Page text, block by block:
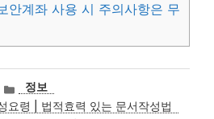
안계좌 사용 시 주의사항은 무
카
테
정보
요령 | 법적효력 있는 문서작성법